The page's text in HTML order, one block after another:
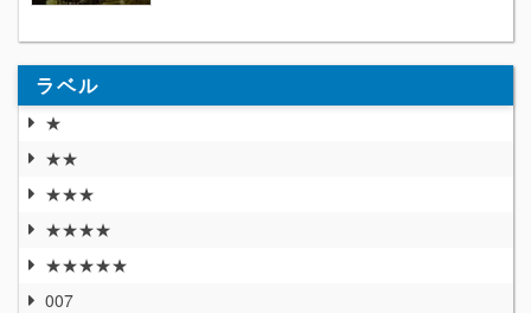
ラベル
★
★★
★★★
★★★★
★★★★★
007